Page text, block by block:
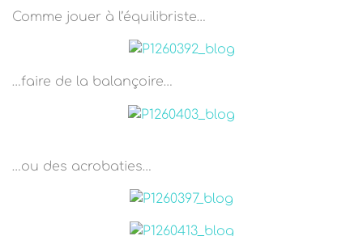
Comme jouer à l’équilibriste…
…faire de la balançoire…
…ou des acrobaties…